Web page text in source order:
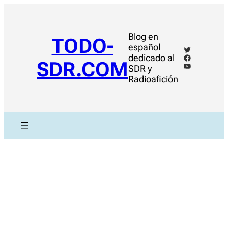
TODO-
SDR.COM
Blog en
español
dedicado al
SDR y
Radioafición
Twitter
Facebook
YouTube